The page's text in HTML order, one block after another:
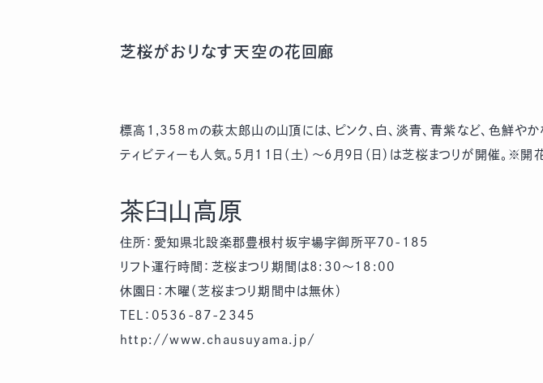
芝桜がおりなす天空の花回廊
標高1,358mの萩太郎山の山頂には、ピンク、白、淡青、青紫など、色鮮や
ティビティーも人気。5月11日（土）～6月9日（日）は芝桜まつりが開催。※
茶臼山高原
住所：愛知県北設楽郡豊根村坂宇場字御所平70-185
リフト運行時間：芝桜まつり期間は8:30～18:00
休園日：木曜（芝桜まつり期間中は無休）
TEL：0536-87-2345
http://www.chausuyama.jp/